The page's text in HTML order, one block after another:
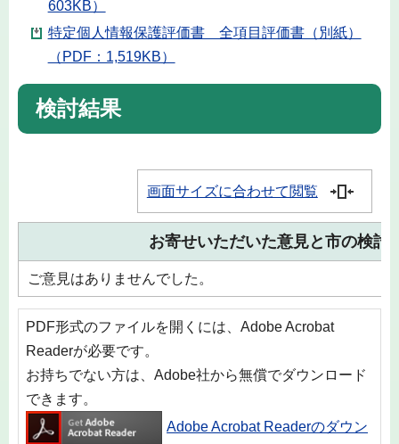
603KB）
特定個人情報保護評価書 全項目評価書（別紙）
（PDF：1,519KB）
検討結果
画面サイズに合わせて閲覧
お寄せいただいた意見と市の検討
ご意見はありませんでした。
PDF形式のファイルを開くには、Adobe Acrobat
Readerが必要です。
お持ちでない方は、Adobe社から無償でダウンロード
できます。
Adobe Acrobat Readerのダウン